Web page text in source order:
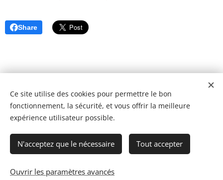
Share
Ce site utilise des cookies pour permettre le bon
fonctionnement, la sécurité, et vous offrir la meilleure
expérience utilisateur possible.
N'acceptez que le nécessaire Tout accepter
Ouvrir les paramètres avancés